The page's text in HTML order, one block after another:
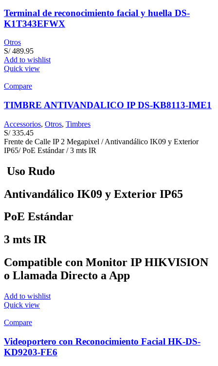
Terminal de reconocimiento facial y huella DS-
K1T343EFWX
Otros
S/489.95
Add to wishlist
Quick view
Compare
TIMBRE ANTIVANDALICO IP DS-KB8113-IME1
Accessorios, Otros, Timbres
S/335.45
Frente de Calle IP 2 Megapixel / Antivandálico IK09 y Exterior
IP65/ PoE Estándar / 3 mts IR
Uso Rudo
Antivandálico IK09 y Exterior IP65
PoE Estándar
3 mts IR
Compatible con Monitor IP HIKVISION
o Llamada Directo a App
Add to wishlist
Quick view
Compare
Videoportero con Reconocimiento Facial HK-DS-
KD9203-FE6